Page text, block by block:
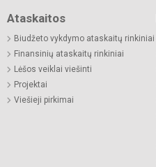
Ataskaitos
Biudžeto vykdymo ataskaitų rinkiniai
Finansinių ataskaitų rinkiniai
Lėšos veiklai viešinti
Projektai
Viešieji pirkimai